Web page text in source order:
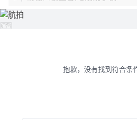
抱歉，没有找到符合条